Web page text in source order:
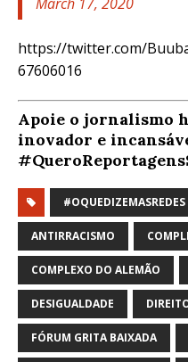
March 17, 2020
https://twitter.com/
67606016
Apoie o jornalismo
inovador e
#OQUEDIZEMASREDES
ANTIRRACISMO
COMPLEXO DO ALEMÃO
DESIGUALDADE
FÓRUM GRITA BAIXADA